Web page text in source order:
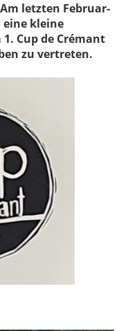
letzten Februar-
eine kleine
Cup de Crémant
zu vertreten.